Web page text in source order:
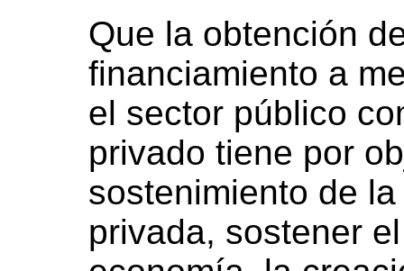
Que la obtención
financiamiento a
el sector público
privado tiene por
sostenimiento de
privada, sostener